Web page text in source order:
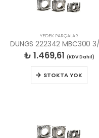
YEDEK PARÇALAR
₺ 1.469,61 (KDV Dahil)
STOKTA YOK